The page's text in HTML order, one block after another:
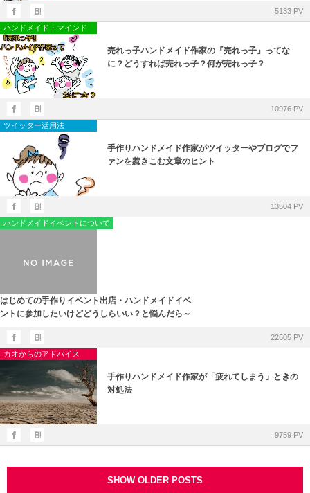
5133 PV
ハンドメイド・マインド
売れっ子ハンドメイド作家の『売れっ子』ってな
に？どうすれば売れっ子？何が売れっ子？
10976 PV
ツイッター活用法
手作りハンドメイド作家がツイッターやブログでフ
ァンを惹きこむ文章のヒント
13504 PV
ハンドメイドイベントについて
はじめての手作りイベント出店・ハンドメイドイベ
ントに参加したいけどどうしらいい？と悩んだら～
22605 PV
カオからのアドバイス
手作りハンドメイド作家が「疲れてしまう」ときの
対処法
9759 PV
SHOW OLDER POSTS